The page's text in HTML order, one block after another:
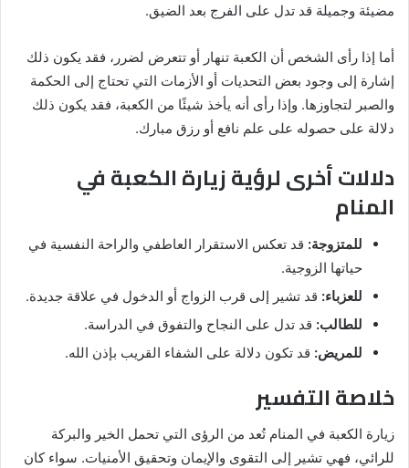
مضيئة وجميلة قد تدل على الفرج بعد الضيق.
أما إذا رأى الشخص أن الكعبة تنهار أو تتعرض لضرر، فقد يكون ذلك
إشارة إلى وجود بعض التحديات أو الأزمات التي تحتاج إلى الحكمة
والصبر لتجاوزها. وإذا رأى أنه يأخذ شيئًا من الكعبة، فقد يكون ذلك
دلالة على حصوله على علم نافع أو رزق مبارك.
دلالات أخرى لرؤية زيارة الكعبة في
المنام
للمتزوجة: قد تعكس الاستقرار العاطفي والراحة النفسية في
حياتها الزوجية.
للعزباء: قد تشير إلى قرب الزواج أو الدخول في علاقة جديدة.
للطالب: قد تدل على النجاح والتفوق في الدراسة.
للمريض: قد تكون دلالة على الشفاء القريب بإذن الله.
خلاصة التفسير
زيارة الكعبة في المنام تُعد من الرؤى التي تحمل الخير والبركة
للرائي، فهي تشير إلى التقوى والإيمان وتحقيق الأمنيات. سواء كان